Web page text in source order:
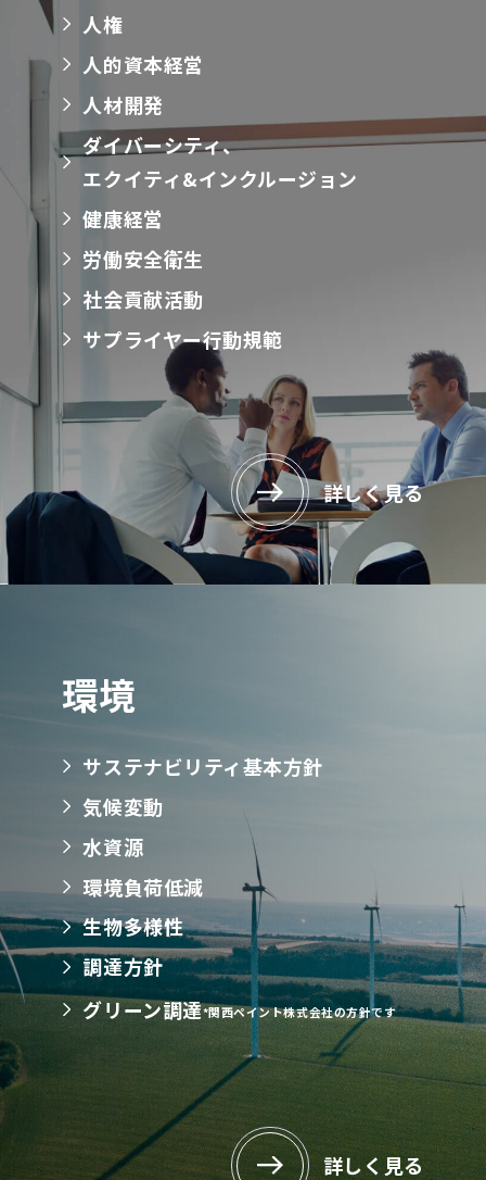
環境
サステナビリティ基本方針
気候変動
水資源
環境負荷低減
生物多様性
調達方針
グリーン調達*関西ペイント株式会社の方針です
詳しく見る
人権
人的資本経営
人材開発
ダイバーシティ、
エクイティ&インクルージョン
健康経営
労働安全衛生
社会貢献活動
サプライヤー行動規範
詳しく見る